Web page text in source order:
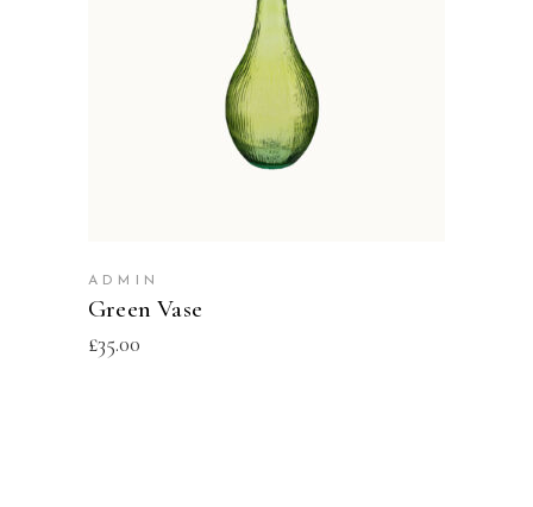
ADD TO CART
ADMIN
Green Vase
£35.00